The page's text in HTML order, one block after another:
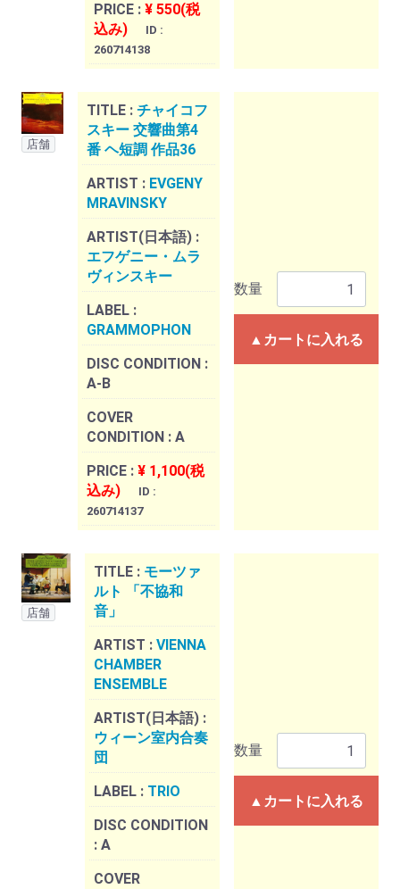
PRICE : ¥ 550(税
込み)
ID :
260714138
店舗
TITLE : チャイコフ
スキー 交響曲第4
番 ヘ短調 作品36
ARTIST : EVGENY
MRAVINSKY
ARTIST(日本語) :
エフゲニー・ムラ
ヴィンスキー
LABEL :
GRAMMOPHON
DISC CONDITION :
A-B
COVER
CONDITION : A
PRICE : ¥ 1,100(税
込み)
ID :
260714137
数量
▲カートに入れる
店舗
TITLE : モーツァ
ルト 「不協和
音」
ARTIST : VIENNA
CHAMBER
ENSEMBLE
ARTIST(日本語) :
ウィーン室内合奏
団
LABEL : TRIO
DISC CONDITION
: A
COVER
数量
▲カートに入れる